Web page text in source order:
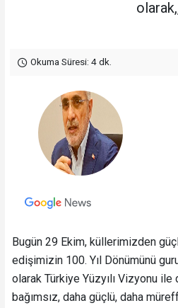
Okuma Süresi: 4 dk.
Bugün 29 Ekim, küllerimizden
edişimizin 100. Yıl Dönümünü
olarak Türkiye Yüzyılı Vizyonu ile
bağımsız, daha güçlü, daha